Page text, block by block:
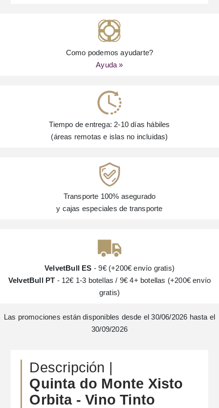
Como podemos ayudarte?
Ayuda »
Tiempo de entrega: 2-10 días hábiles
(áreas remotas e islas no incluidas)
Transporte 100% asegurado
y cajas especiales de transporte
VelvetBull ES - 9€ (+200€ envío gratis)
VelvetBull PT - 12€ 1-3 botellas / 9€ 4+ botellas (+200€ envío
gratis)
Las promociones están disponibles desde el 30/06/2026 hasta el
30/09/2026
Descripción |
Quinta do Monte Xisto
Orbita - Vino Tinto